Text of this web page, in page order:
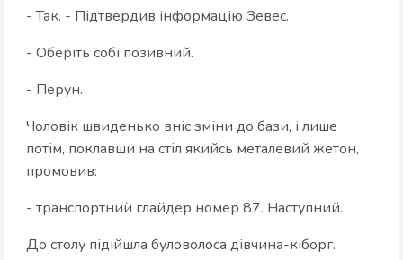
- Так. - Підтвердив інформацію Зевес.
- Оберіть собі позивний.
- Перун.
Чоловік швиденько вніс зміни до бази, і лише
потім, поклавши на стіл якийсь металевий жетон,
промовив:
- транспортний глайдер номер 87. Наступний.
До столу підійшла буловолоса дівчина-кіборг.